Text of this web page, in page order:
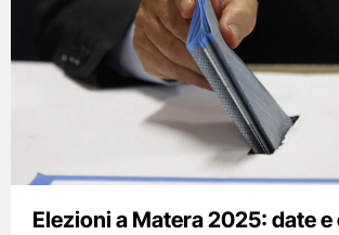
Elezioni a Matera 2025: date e